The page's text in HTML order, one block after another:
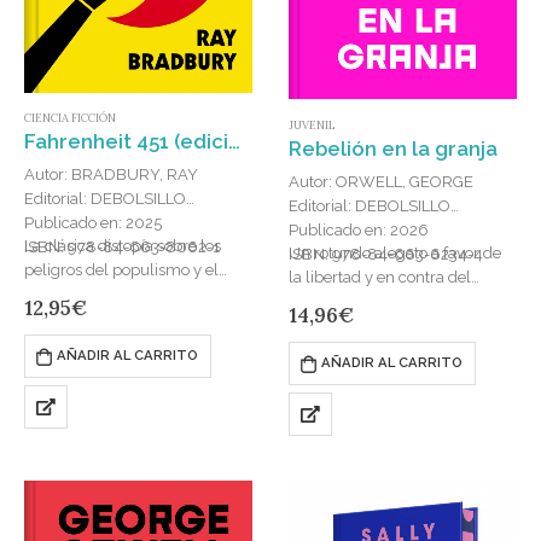
CIENCIA FICCIÓN
Fahrenheit 451 (edición especial en tapa dura)
Autor: BRADBURY, RAY
Editorial: DEBOLSILLO
Publicado en: 2025
ISBN: 978-84-663-8062-1
La clásica distopía sobre los
peligros del populismo y el
traducción que capta toda la
fuerza del original. En un…
12,95€
AÑADIR AL CARRITO
JUVENIL
Rebelión en la granja
Autor: ORWELL, GEORGE
Editorial: DEBOLSILLO
Publicado en: 2026
ISBN: 978-84-663-6234-4
Un rotundo alegato a favor de
la libertad y en contra del
convertido en un clásico de la
literatura del…
14,96€
AÑADIR AL CARRITO